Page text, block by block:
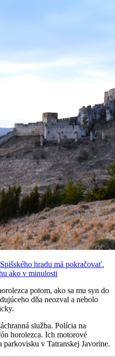
hradu má pokračovať.
ako v minulosti
potom, ako sa mu syn do
dňa neozval a nebolo
služba. Polícia na
horolezca. Ich motorové
parkovisku v Tatranskej Javorine.